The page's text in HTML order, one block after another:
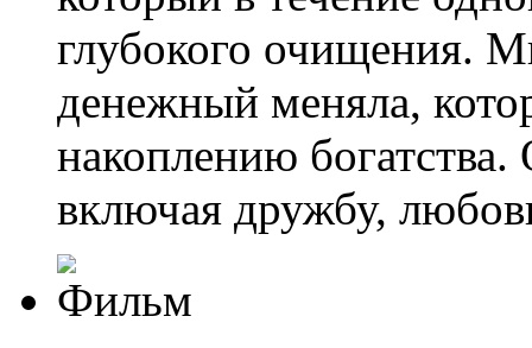
глубокого очищения.
денежный меняла,
накоплению богатства.
включая дружбу,